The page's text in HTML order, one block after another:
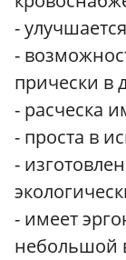
-
-
прически в
- расческа
- проста в
-
- имеет
небольшой